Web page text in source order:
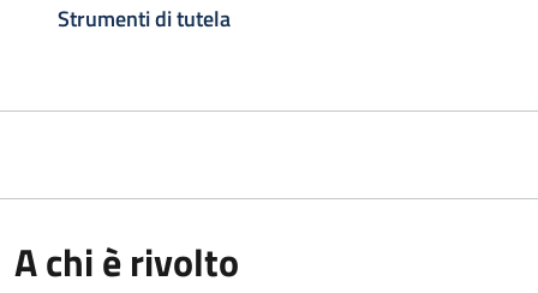
Strumenti di tutela
A chi è rivolto